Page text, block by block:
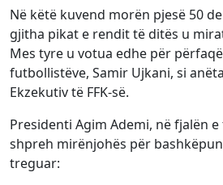
Në këtë kuvend morën pjesë 50
gjitha pikat e rendit të ditës u
Mes tyre u votua edhe për
futbollistëve, Samir Ujkani, si
Ekzekutiv të FFK-së.
Presidenti Agim Ademi, në fjalën
shpreh mirënjohës për
treguar: